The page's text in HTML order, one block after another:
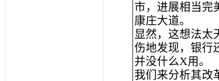
市，进展相当完
康庄大道。
显然，这想法太
伤地发现，银行
并没什么X用。
我们来分析其改